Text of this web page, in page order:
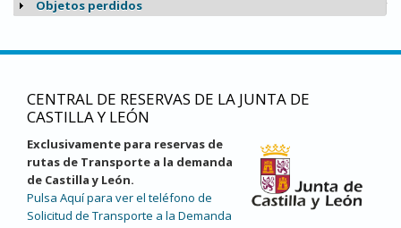
Mostrar
Objetos perdidos
CENTRAL DE RESERVAS DE LA JUNTA DE
CASTILLA Y LEÓN
Exclusivamente para reservas de
rutas de Transporte a la demanda
de Castilla y León.
Pulsa Aquí para ver el teléfono de
Solicitud de Transporte a la Demanda